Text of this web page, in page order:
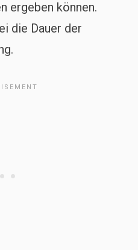
ergeben können.
die Dauer der